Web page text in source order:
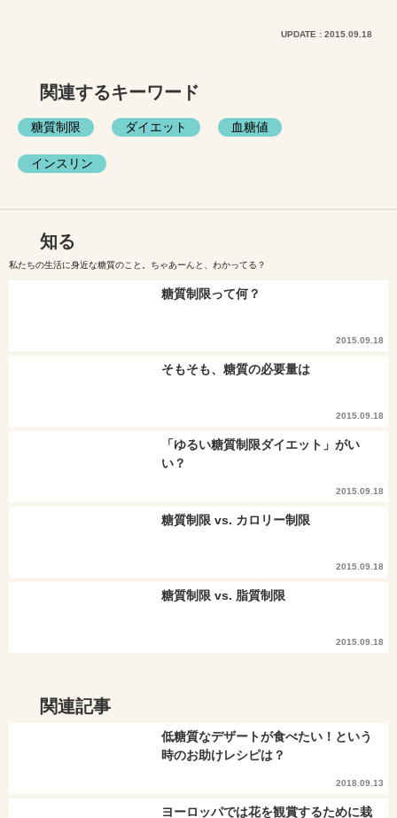
UPDATE : 2015.09.18
関連するキーワード
糖質制限 ダイエット 血糖値
インスリン
知る
私たちの生活に身近な糖質のこと。ちゃあーんと、わかってる？
糖質制限って何？
2015.09.18
そもそも、糖質の必要量は
2015.09.18
「ゆるい糖質制限ダイエット」がい
い？
2015.09.18
糖質制限 vs. カロリー制限
2015.09.18
糖質制限 vs. 脂質制限
2015.09.18
関連記事
低糖質なデザートが食べたい！という
時のお助けレシピは？
2018.09.13
ヨーロッパでは花を観賞するために栽